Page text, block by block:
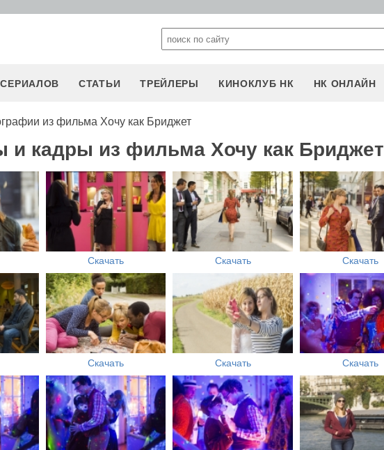
СТАТЬИ ТРЕЙЛЕРЫ КИНОКЛУБ НК НК ОНЛАЙН
из фильма Хочу как Бриджет
и кадры из фильма Хочу как Бриджет
Скачать Скачать Скачать
Скачать Скачать Скачать